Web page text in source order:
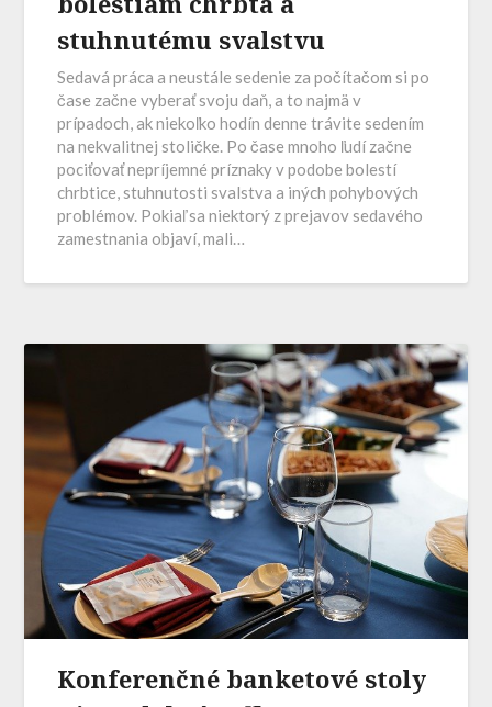
stuhnutému svalstvu
Sedavá práca a neustále sedenie za počítačom si po
čase začne vyberať svoju daň, a to najmä v
prípadoch, ak niekoľko hodín denne trávite sedením
na nekvalitnej stoličke. Po čase mnoho ľudí začne
pociťovať nepríjemné príznaky v podobe bolestí
chrbtice, stuhnutosti svalstva a iných pohybových
problémov. Pokiaľ sa niektorý z prejavov sedavého
zamestnania objaví, mali…
Konferenčné banketové stoly